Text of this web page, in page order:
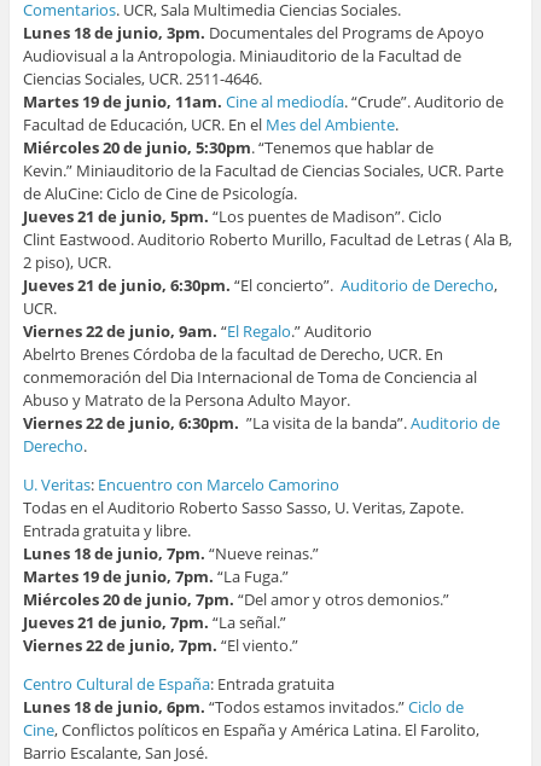
Comentarios. UCR, Sala Multimedia Ciencias Sociales.
Lunes 18 de junio, 3pm. Documentales del Programs de Apoyo
Audiovisual a la Antropologia. Miniauditorio de la Facultad de
Ciencias Sociales, UCR. 2511-4646.
Martes 19 de junio, 11am. Cine al mediodía. “Crude”. Auditorio de
Facultad de Educación, UCR. En el Mes del Ambiente.
Miércoles 20 de junio, 5:30pm. “Tenemos que hablar de
Kevin.” Miniauditorio de la Facultad de Ciencias Sociales, UCR. Parte
de AluCine: Ciclo de Cine de Psicología.
Jueves 21 de junio, 5pm. “Los puentes de Madison”. Ciclo
Clint Eastwood. Auditorio Roberto Murillo, Facultad de Letras ( Ala B,
2 piso), UCR.
Jueves 21 de junio, 6:30pm. “El concierto”. Auditorio de Derecho,
UCR.
Viernes 22 de junio, 9am. “El Regalo.” Auditorio
Abelrto Brenes Córdoba de la facultad de Derecho, UCR. En
conmemoración del Dia Internacional de Toma de Conciencia al
Abuso y Matrato de la Persona Adulto Mayor.
Viernes 22 de junio, 6:30pm. ”La visita de la banda”.Auditorio de
Derecho.
U. Veritas: Encuentro con Marcelo Camorino
Todas en el Auditorio Roberto Sasso Sasso, U. Veritas, Zapote.
Entrada gratuita y libre.
Lunes 18 de junio, 7pm. “Nueve reinas.”
Martes 19 de junio, 7pm. “La Fuga.”
Miércoles 20 de junio, 7pm. “Del amor y otros demonios.”
Jueves 21 de junio, 7pm. “La señal.”
Viernes 22 de junio, 7pm. “El viento.”
Centro Cultural de España: Entrada gratuita
Lunes 18 de junio, 6pm. “Todos estamos invitados.”Ciclo de
Cine, Conflictos políticos en España y América Latina. El Farolito,
Barrio Escalante, San José.